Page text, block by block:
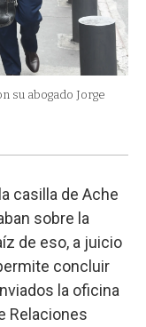
su abogado Jorge
casilla de Ache
sobre la
de eso, a juicio
concluir
la oficina
Relaciones